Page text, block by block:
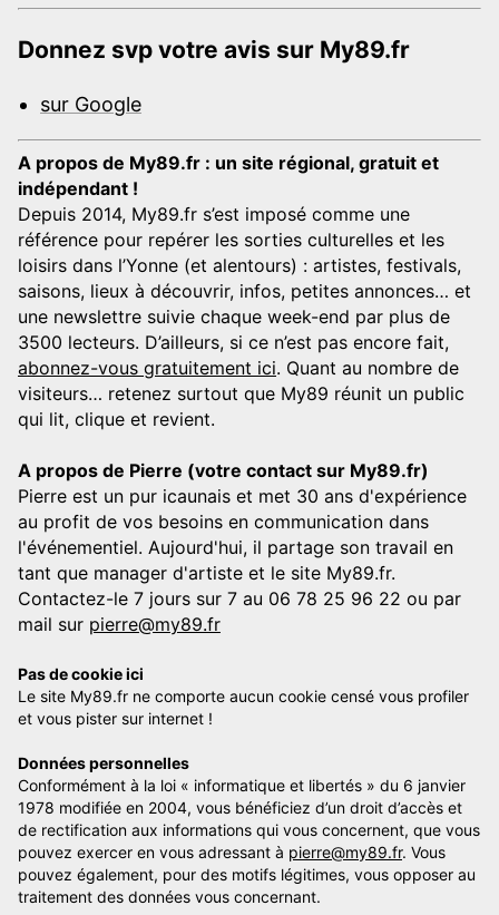
Donnez svp votre avis sur My89.fr
sur Google
A propos de My89.fr : un site régional, gratuit et
indépendant !
Depuis 2014, My89.fr s’est imposé comme une
référence pour repérer les sorties culturelles et les
loisirs dans l’Yonne (et alentours) : artistes, festivals,
saisons, lieux à découvrir, infos, petites annonces… et
une newslettre suivie chaque week-end par plus de
3500 lecteurs. D’ailleurs, si ce n’est pas encore fait,
abonnez-vous gratuitement ici. Quant au nombre de
visiteurs… retenez surtout que My89 réunit un public
qui lit, clique et revient.
A propos de Pierre (votre contact sur My89.fr)
Pierre est un pur icaunais et met 30 ans d'expérience
au profit de vos besoins en communication dans
l'événementiel. Aujourd'hui, il partage son travail en
tant que manager d'artiste et le site My89.fr.
Contactez-le 7 jours sur 7 au 06 78 25 96 22 ou par
mail sur pierre@my89.fr
Pas de cookie ici
Le site My89.fr ne comporte aucun cookie censé vous profiler
et vous pister sur internet !
Données personnelles
Conformément à la loi « informatique et libertés » du 6 janvier
1978 modifiée en 2004, vous bénéficiez d’un droit d’accès et
de rectification aux informations qui vous concernent, que vous
pouvez exercer en vous adressant à pierre@my89.fr. Vous
pouvez également, pour des motifs légitimes, vous opposer au
traitement des données vous concernant.